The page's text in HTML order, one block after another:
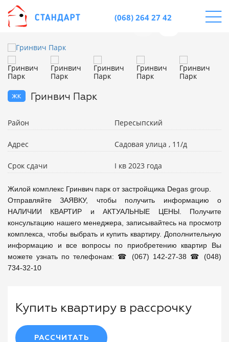
(068) 264 27 42
жк Гринвич Парк
Район Пересыпский
Адрес Садовая улица , 11/д
Срок сдачи I кв 2023 года
Жилой комплекс Гринвич парк от застройщика Degas group.
Отправляйте ЗАЯВКУ, чтобы получить информацию о
НАЛИЧИИ КВАРТИР и АКТУАЛЬНЫЕ ЦЕНЫ. Получите
консультацию нашего менеджера, записывайтесь на просмотр
комплекса, чтобы выбрать и купить квартиру. Дополнительную
информацию и все вопросы по приобретению квартир Вы
можете узнать по телефонам: ☎ (067) 142-27-38 ☎ (048)
734-32-10
Купить квартиру в рассрочку
РАССЧИТАТЬ